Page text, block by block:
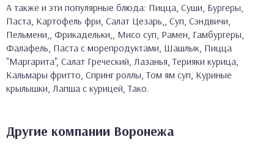
А также и эти популярные блюда: Пицца, Суши, Бургеры,
Паста, Картофель фри, Салат Цезарь,, Суп, Сэндвичи,
Пельмени,, Фрикадельки,, Мисо суп, Рамен, Гамбургеры,
Фалафель, Паста с морепродуктами, Шашлык, Пицца
"Маргарита", Салат Греческий, Лазанья, Терияки курица,
Кальмары фритто, Спринг роллы, Том ям суп, Куриные
крылышки, Лапша с курицей, Тако.
Другие компании Воронежа